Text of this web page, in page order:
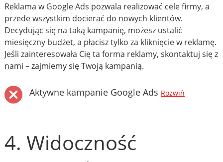
Reklama w Google Ads pozwala realizować cele firmy, a
przede wszystkim docierać do nowych klientów.
Decydując się na taką kampanię, możesz ustalić
miesięczny budżet, a płacisz tylko za kliknięcie w reklamę.
Jeśli zainteresowała Cię ta forma reklamy, skontaktuj się z
nami – zajmiemy się Twoją kampanią.
Aktywne kampanie Google Ads Rozwiń
4. Widoczność